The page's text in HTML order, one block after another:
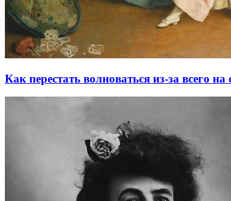
Как перестать волноваться из-за всего на